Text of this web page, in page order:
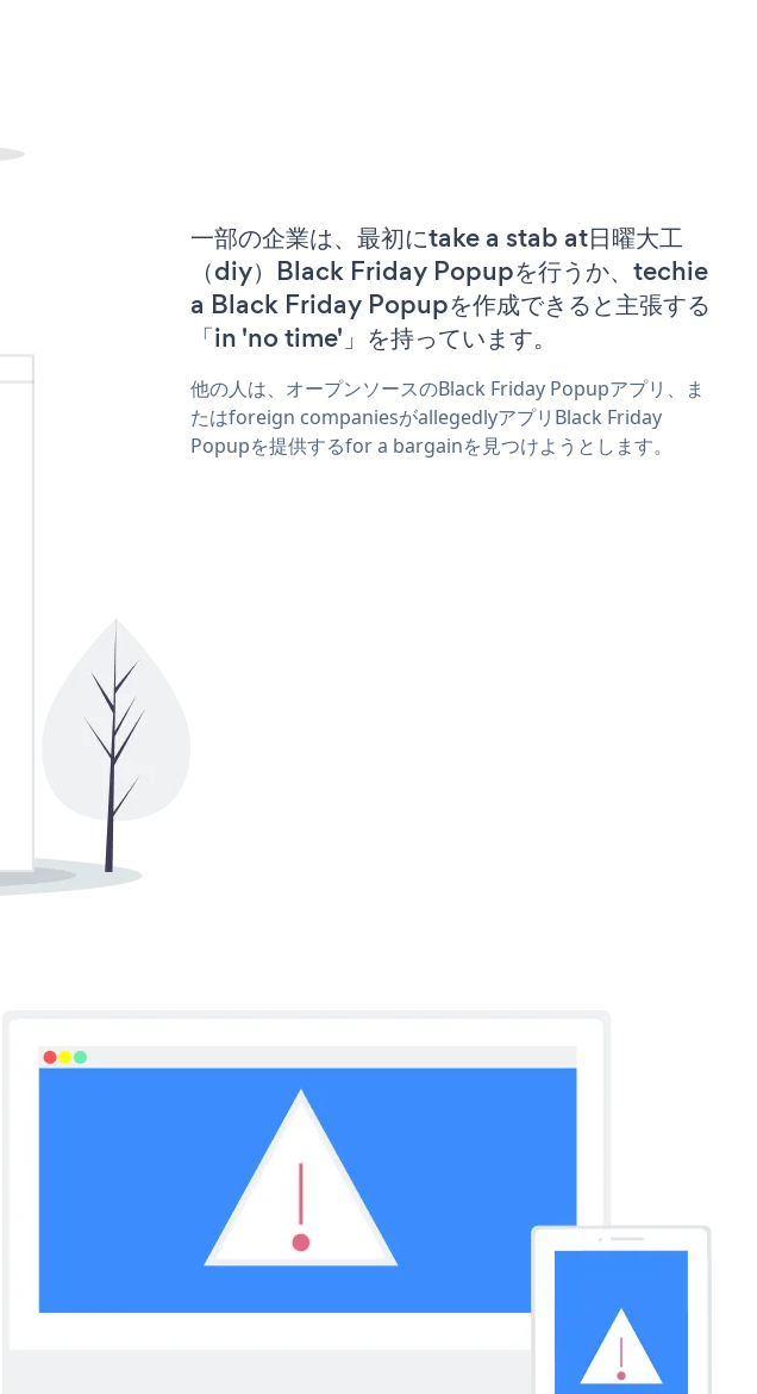
一部の企業は、最初にtake a stab at日曜大工
（diy）Black Friday Popupを行うか、techie
a Black Friday Popupを作成できると主張する
「in 'no time'」を持っています。
他の人は、オープンソースのBlack Friday Popupアプリ、ま
たはforeign companiesがallegedlyアプリBlack Friday
Popupを提供するfor a bargainを見つけようとします。